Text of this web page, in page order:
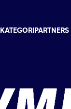
KATEGORIPARTNERS